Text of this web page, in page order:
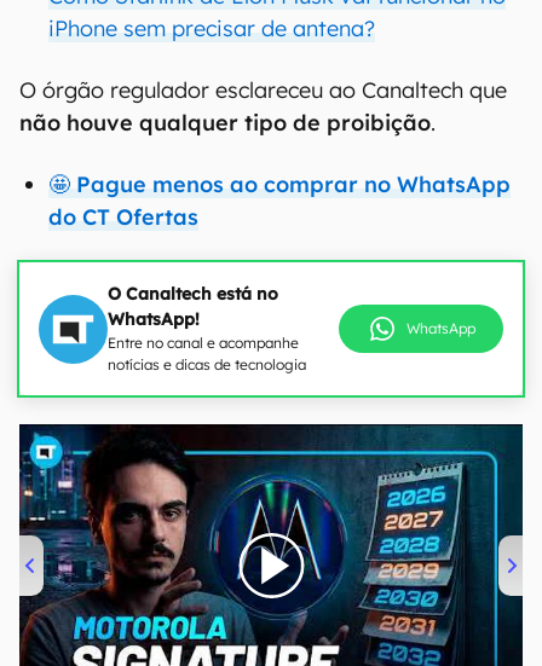
iPhone sem precisar de antena?
O órgão regulador esclareceu ao Canaltech que
não houve qualquer tipo de proibição.
🤩 Pague menos ao comprar no WhatsApp
do CT Ofertas
O Canaltech está no
WhatsApp!
Entre no canal e acompanhe
notícias e dicas de tecnologia
WhatsApp